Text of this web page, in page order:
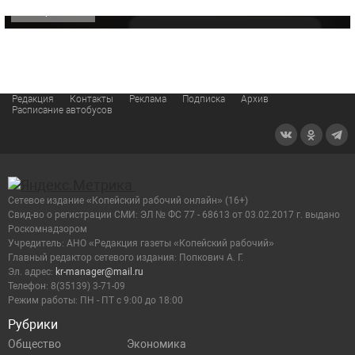
Редакция Контакты Реклама Подписка
Архив
Расписание автобусов
Рубрики
Общество
Экономика
Сетевое издание «Копейский рабочий онлайн» (16+)
Cвид-во о регистрации СМИ: ЭЛ № ФС 77 - 68613 от 03.02.2017 г. выдано
Роскомнадзором
Учредитель: АНО «Редакция газеты «Копейский рабочий»
Главный редактор сетевого издания: Попкович А. Г.
Эл. адрес: kr-manager@mail.ru
Телефон: 8(35139) 3-71-09
Режим работы: ПН - ПТ с 9:00 до 18:00